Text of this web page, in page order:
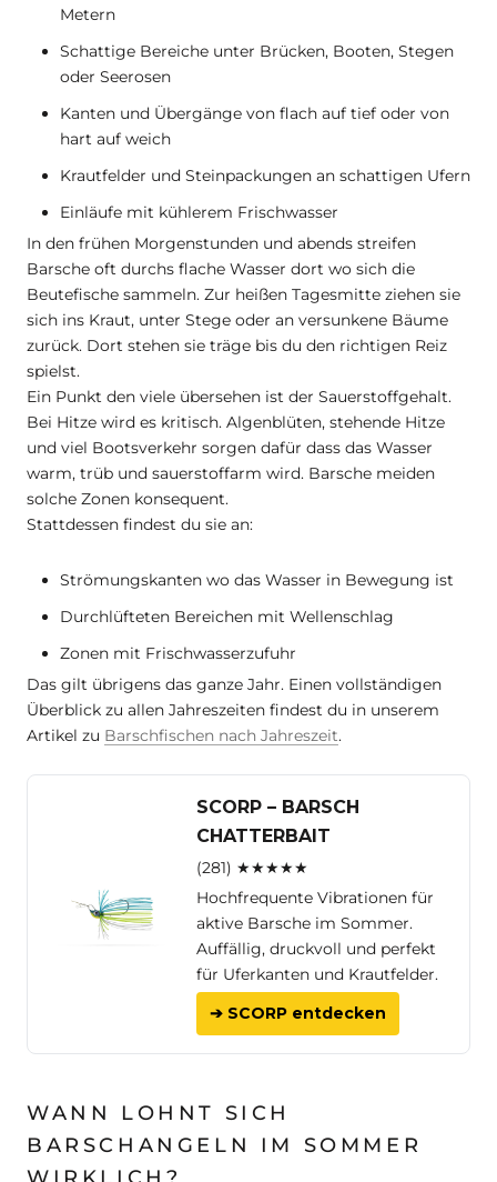
Metern
Schattige Bereiche unter Brücken, Booten, Stegen
oder Seerosen
Kanten und Übergänge von flach auf tief oder von
hart auf weich
Krautfelder und Steinpackungen an schattigen Ufern
Einläufe mit kühlerem Frischwasser
In den frühen Morgenstunden und abends streifen
Barsche oft durchs flache Wasser dort wo sich die
Beutefische sammeln. Zur heißen Tagesmitte ziehen sie
sich ins Kraut, unter Stege oder an versunkene Bäume
zurück. Dort stehen sie träge bis du den richtigen Reiz
spielst.
Ein Punkt den viele übersehen ist der Sauerstoffgehalt.
Bei Hitze wird es kritisch. Algenblüten, stehende Hitze
und viel Bootsverkehr sorgen dafür dass das Wasser
warm, trüb und sauerstoffarm wird. Barsche meiden
solche Zonen konsequent.
Stattdessen findest du sie an:
Strömungskanten wo das Wasser in Bewegung ist
Durchlüfteten Bereichen mit Wellenschlag
Zonen mit Frischwasserzufuhr
Das gilt übrigens das ganze Jahr. Einen vollständigen
Überblick zu allen Jahreszeiten findest du in unserem
Artikel zu Barschfischen nach Jahreszeit.
SCORP – BARSCH
CHATTERBAIT
(281) ★★★★★
Hochfrequente Vibrationen für
aktive Barsche im Sommer.
Auffällig, druckvoll und perfekt
für Uferkanten und Krautfelder.
➔ SCORP entdecken
WANN LOHNT SICH
BARSCHANGELN IM SOMMER